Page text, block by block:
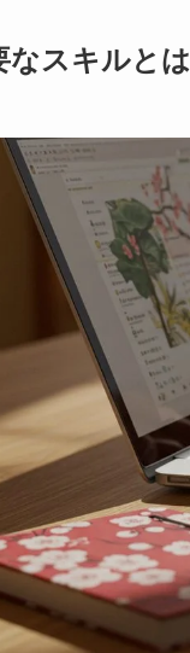
なスキルと